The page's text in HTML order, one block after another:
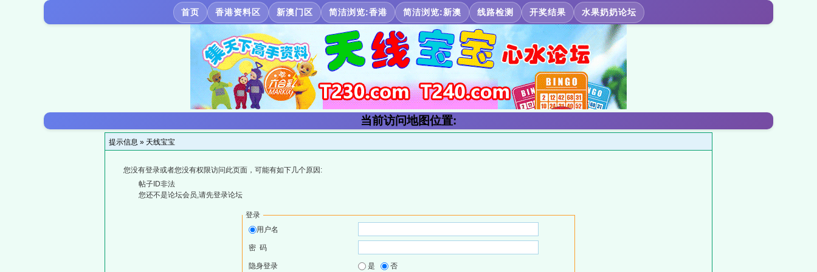
首页 香港资料区 新澳门区 简洁浏览:香港 简洁浏览:新澳 线路检测 开奖结果 水果奶奶论坛
当前访问地图位置:
提示信息 » 天线宝宝
您没有登录或者您没有权限访问此页面，可能有如下几个原因:
帖子ID非法
您还不是论坛会员,请先登录论坛
登录
用户名
密 码
隐身登录 是 否